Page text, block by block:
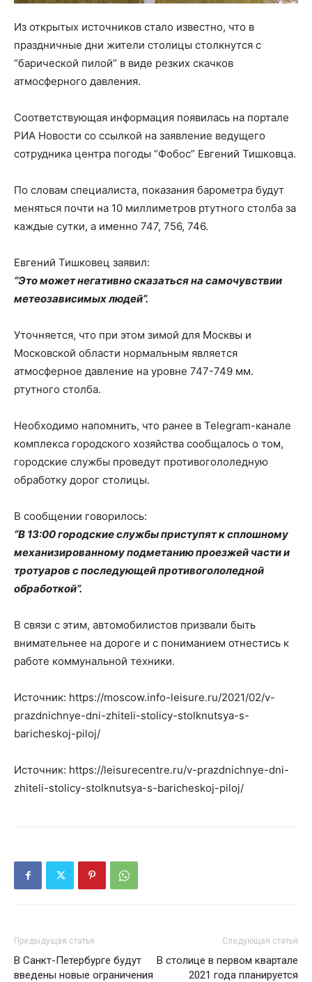
Из открытых источников стало известно, что в
праздничные дни жители столицы столкнутся с
“барической пилой” в виде резких скачков
атмосферного давления.
Соответствующая информация появилась на портале
РИА Новости со ссылкой на заявление ведущего
сотрудника центра погоды “Фобос” Евгений Тишковца.
По словам специалиста, показания барометра будут
меняться почти на 10 миллиметров ртутного столба за
каждые сутки, а именно 747, 756, 746.
Евгений Тишковец заявил:
“Это может негативно сказаться на самочувствии
метеозависимых людей”.
Уточняется, что при этом зимой для Москвы и
Московской области нормальным является
атмосферное давление на уровне 747-749 мм.
ртутного столба.
Необходимо напомнить, что ранее в Telegram-канале
комплекса городского хозяйства сообщалось о том,
городские службы проведут противогололедную
обработку дорог столицы.
В сообщении говорилось:
“В 13:00 городские службы приступят к сплошному
механизированному подметанию проезжей части и
тротуаров с последующей противогололедной
обработкой”.
В связи с этим, автомобилистов призвали быть
внимательнее на дороге и с пониманием отнестись к
работе коммунальной техники.
Источник: https://moscow.info-leisure.ru/2021/02/v-
prazdnichnye-dni-zhiteli-stolicy-stolknutsya-s-
baricheskoj-piloj/
Источник: https://leisurecentre.ru/v-prazdnichnye-dni-
zhiteli-stolicy-stolknutsya-s-baricheskoj-piloj/
Предыдущая статья
В Санкт-Петербурге будут
введены новые ограничения
Следующая статья
В столице в первом квартале
2021 года планируется